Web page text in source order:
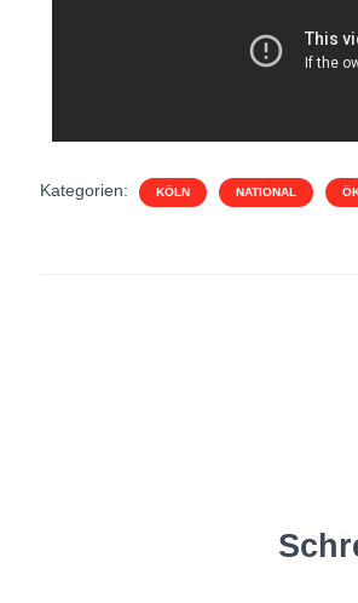
Kategorien: KÖLN NATIONAL